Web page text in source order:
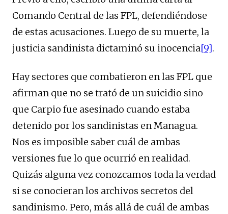
Comando Central de las FPL, defendiéndose
de estas acusaciones. Luego de su muerte, la
justicia sandinista dictaminó su inocencia[9].
Hay sectores que combatieron en las FPL que
afirman que no se trató de un suicidio sino
que Carpio fue asesinado cuando estaba
detenido por los sandinistas en Managua.
Nos es imposible saber cuál de ambas
versiones fue lo que ocurrió en realidad.
Quizás alguna vez conozcamos toda la verdad
si se conocieran los archivos secretos del
sandinismo. Pero, más allá de cuál de ambas